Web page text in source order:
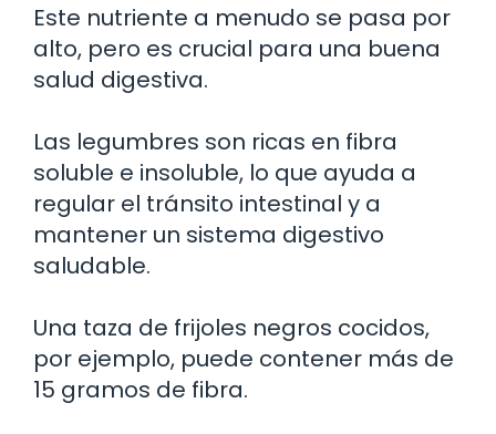
Este nutriente a menudo se pasa por
alto, pero es crucial para una buena
salud digestiva.
Las legumbres son ricas en fibra
soluble e insoluble, lo que ayuda a
regular el tránsito intestinal y a
mantener un sistema digestivo
saludable.
Una taza de frijoles negros cocidos,
por ejemplo, puede contener más de
15 gramos de fibra.